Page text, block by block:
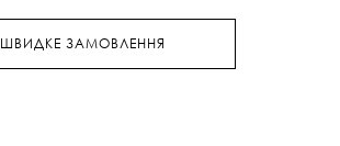
ШВИДКЕ ЗАМОВЛЕННЯ